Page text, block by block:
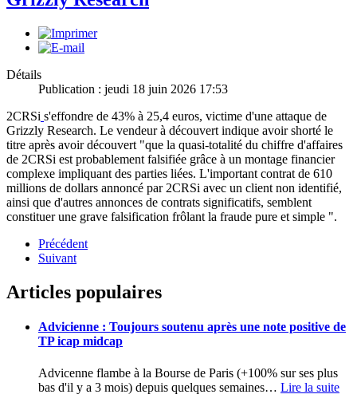
Détails
Publication : jeudi 18 juin 2026 17:53
2CRSi s'effondre de 43% à 25,4 euros, victime d'une attaque de
Grizzly Research. Le vendeur à découvert indique avoir shorté le
titre après avoir découvert "que la quasi-totalité du chiffre d'affaires
de 2CRSi est probablement falsifiée grâce à un montage financier
complexe impliquant des parties liées. L'important contrat de 610
millions de dollars annoncé par 2CRSi avec un client non identifié,
ainsi que d'autres annonces de contrats significatifs, semblent
constituer une grave falsification frôlant la fraude pure et simple ".
Précédent
Suivant
Articles populaires
Advicienne : Toujours soutenu après une note positive de
TP icap midcap
Advicenne flambe à la Bourse de Paris (+100% sur ses plus
bas d'il y a 3 mois) depuis quelques semaines… Lire la suite